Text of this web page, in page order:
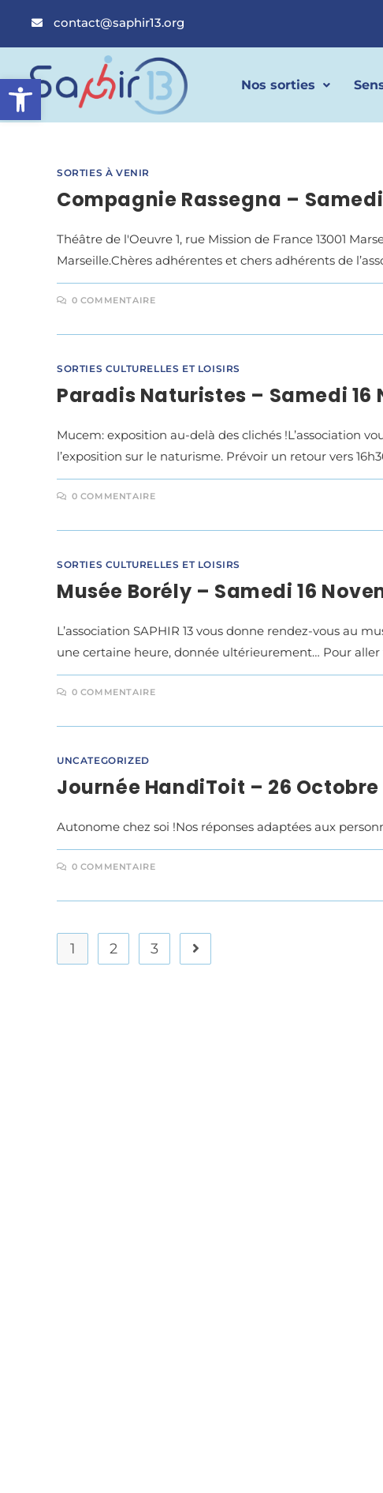
Ouvrir la barre d’outils
contact@saphir13.org
Nos sorties
SORTIES À VENIR
Compagnie Rassegna –
Théâtre de l'Oeuvre 1, rue Mission de France 13001
Marseille.Chères adhérentes et chers adhérents de
0 COMMENTAIRE
SORTIES CULTURELLES ET LOISIRS
Paradis Naturistes – Samedi 16
Mucem: exposition au-delà des clichés !L’association
l’exposition sur le naturisme. Prévoir un retour vers
0 COMMENTAIRE
SORTIES CULTURELLES ET LOISIRS
Musée Borély – Samedi 16
L’association SAPHIR 13 vous donne rendez-vous au
une certaine heure, donnée ultérieurement… Pour aller
0 COMMENTAIRE
UNCATEGORIZED
Journée HandiToit – 26 Octobre
Autonome chez soi !Nos réponses adaptées aux
0 COMMENTAIRE
1 2 3